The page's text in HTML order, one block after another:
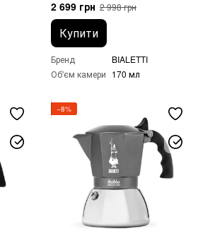
2 699 грн 2 998 грн
Купити
Бренд
BIALETTI
Об'єм камери 170 мл
−8%